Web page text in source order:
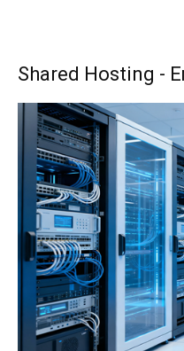
Shared Hosting -